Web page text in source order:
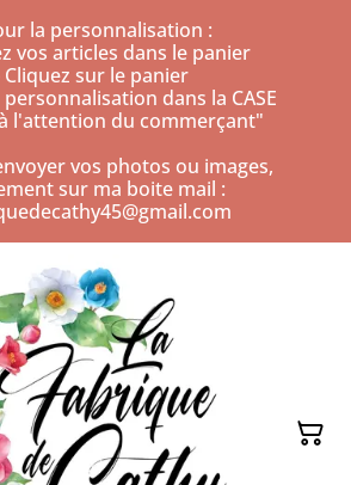
la personnalisation :
vos articles dans le panier
Cliquez sur le panier
dans la CASE
l'attention du commerçant"
vos photos ou images,
sur ma boite mail :